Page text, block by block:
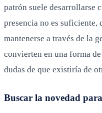
patrón suele desarrollarse
presencia no es suficiente,
mantenerse a través de la
convierten en una forma
dudas de que existiría de
Buscar la novedad